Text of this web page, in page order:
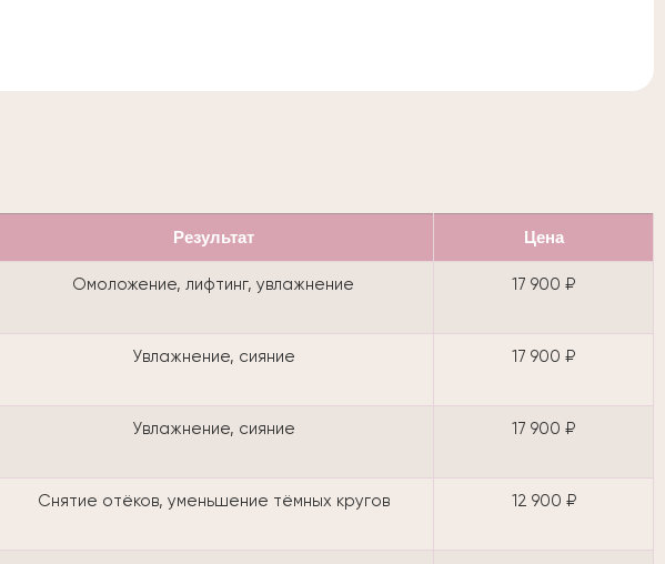
Результат Цена
Омоложение, лифтинг, увлажнение 17 900 ₽
Увлажнение, сияние 17 900 ₽
Увлажнение, сияние 17 900 ₽
Снятие отёков, уменьшение тёмных кругов 12 900 ₽